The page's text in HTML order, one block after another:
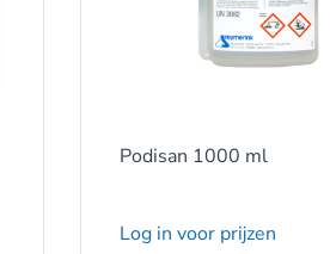
Podisan 1000 ml
Log in voor prijzen